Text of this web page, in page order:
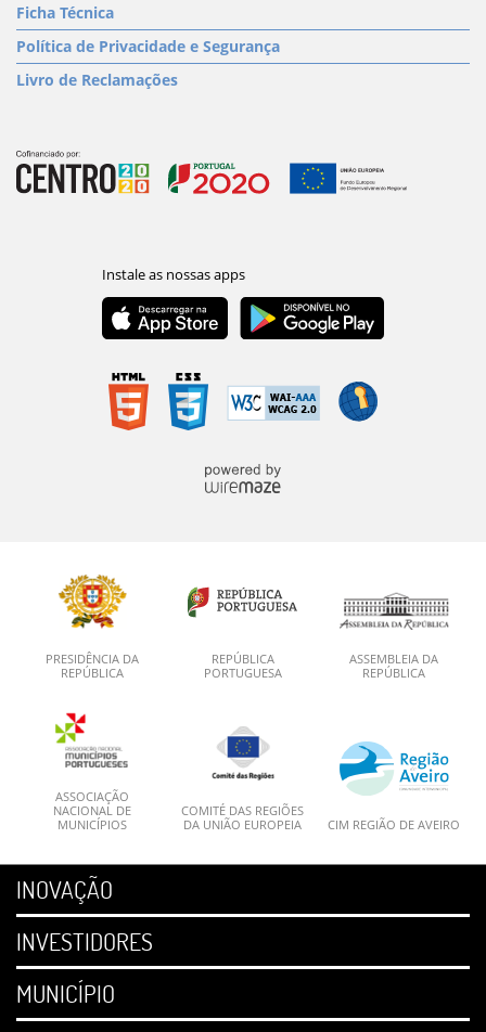
Ficha Técnica
Política de Privacidade e Segurança
Livro de Reclamações
PRESIDÊNCIA DA
REPÚBLICA
REPÚBLICA
PORTUGUESA
ASSEMBLEIA DA
REPÚBLICA
ASSOCIAÇÃO
NACIONAL DE
MUNICÍPIOS
COMITÉ DAS REGIÕES
DA UNIÃO EUROPEIA
CIM REGIÃO DE AVEIRO
INOVAÇÃO
INVESTIDORES
MUNICÍPIO